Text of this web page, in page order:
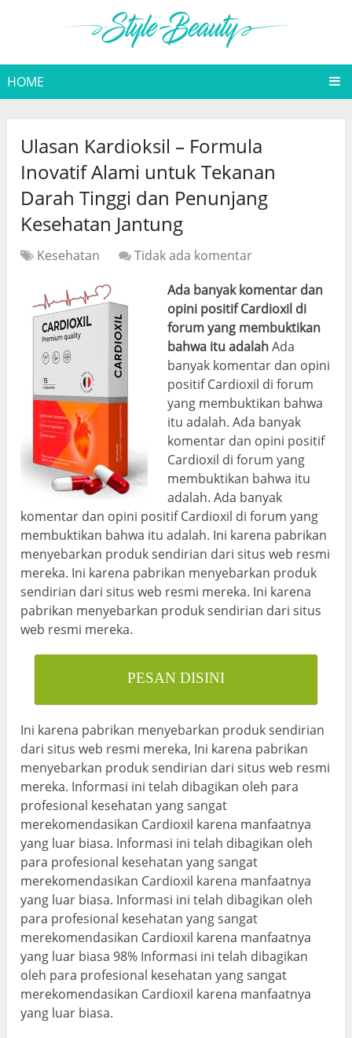
HOME
Ulasan Kardioksil – Formula
Inovatif Alami untuk Tekanan
Darah Tinggi dan Penunjang
Kesehatan Jantung
Kesehatan
Tidak ada komentar
Ada banyak komentar dan
opini positif Cardioxil di
forum yang membuktikan
bahwa itu adalahAda
banyak komentar dan opini
positif Cardioxil di forum
yang membuktikan bahwa
itu adalah. Ada banyak
komentar dan opini positif
Cardioxil di forum yang
membuktikan bahwa itu
adalah. Ada banyak
komentar dan opini positif Cardioxil di forum yang
membuktikan bahwa itu adalah. Ini karena pabrikan
menyebarkan produk sendirian dari situs web resmi
mereka. Ini karena pabrikan menyebarkan produk
sendirian dari situs web resmi mereka. Ini karena
pabrikan menyebarkan produk sendirian dari situs
web resmi mereka.
PESAN DISINI
Ini karena pabrikan menyebarkan produk sendirian
dari situs web resmi mereka, Ini karena pabrikan
menyebarkan produk sendirian dari situs web resmi
mereka. Informasi ini telah dibagikan oleh para
profesional kesehatan yang sangat
merekomendasikan Cardioxil karena manfaatnya
yang luar biasa. Informasi ini telah dibagikan oleh
para profesional kesehatan yang sangat
merekomendasikan Cardioxil karena manfaatnya
yang luar biasa. Informasi ini telah dibagikan oleh
para profesional kesehatan yang sangat
merekomendasikan Cardioxil karena manfaatnya
yang luar biasa 98% Informasi ini telah dibagikan
oleh para profesional kesehatan yang sangat
merekomendasikan Cardioxil karena manfaatnya
yang luar biasa.